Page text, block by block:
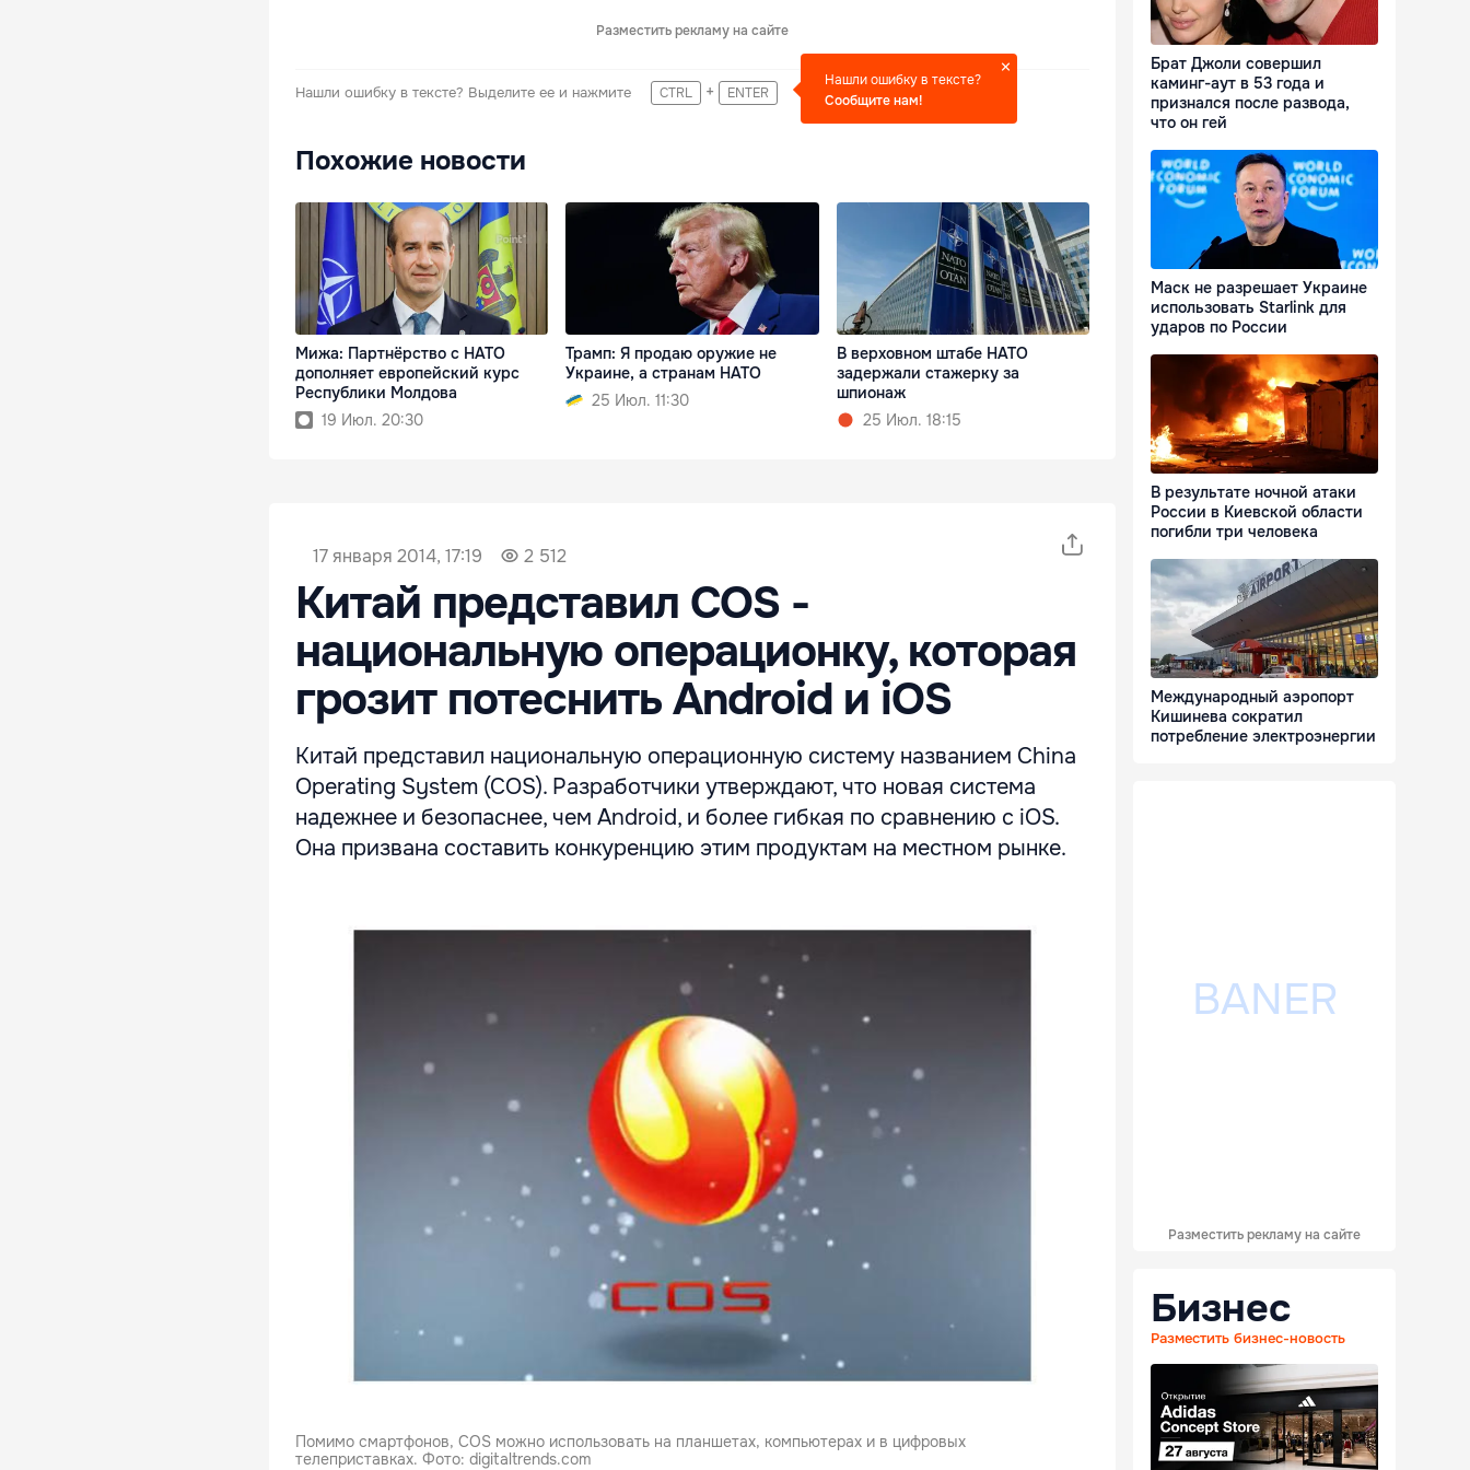
Разместить рекламу на сайте
Нашли ошибку в тексте? Выделите ее и нажмите CTRL + ENTER
Нашли ошибку в тексте?
Сообщите нам!
Похожие новости
Мижа: Партнёрство с НАТО
дополняет европейский курс
Республики Молдова
19 Июл. 20:30
Трамп: Я продаю оружие не
Украине, а странам НАТО
25 Июл. 11:30
В верховном штабе НАТО
задержали стажерку за
шпионаж
25 Июл. 18:15
17 января 2014, 17:19 2 512
Китай представил СOS -
национальную операционку, которая
грозит потеснить Android и iOS
Китай представил национальную операционную систему названием China
Operating System (СOS). Разработчики утверждают, что новая система
надежнее и безопаснее, чем Android, и более гибкая по сравнению с iOS.
Она призвана составить конкуренцию этим продуктам на местном рынке.
Помимо смартфонов, COS можно использовать на планшетах, компьютерах и в цифровых
телеприставках. Фото: digitaltrends.com
Брат Джоли совершил
каминг-аут в 53 года и
признался после развода,
что он гей
Маск не разрешает Украине
использовать Starlink для
ударов по России
В результате ночной атаки
России в Киевской области
погибли три человека
Международный аэропорт
Кишинева сократил
потребление электроэнергии
Разместить рекламу на сайте
Бизнес
Разместить бизнес-новость